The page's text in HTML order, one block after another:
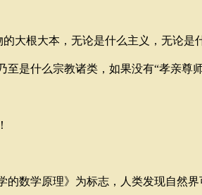
大根大本，无论是什么主义，无论是
是什么宗教诸类，如果没有“孝亲尊
数学原理》为标志，人类发现自然